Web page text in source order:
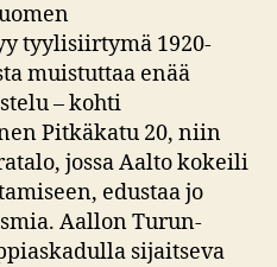
tyylisiirtymä 1920-
muistuttaa enää
– kohti
Pitkäkatu 20, niin
jossa Aalto kokeili
edustaa jo
Aallon Turun-
sijaitseva